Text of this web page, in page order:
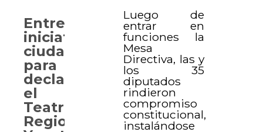
Luego de
entrar en
funciones la
Mesa
Directiva, las y
los 35
diputados
rindieron
compromiso
constitucional,
instalándose
Entregan
iniciativa
ciudadana
para
declarar
el
Teatro
Regional